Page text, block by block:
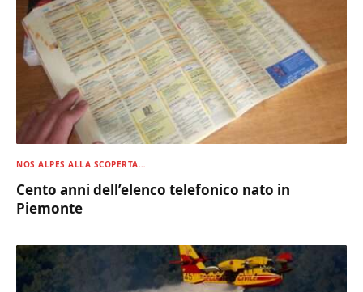
NOS ALPES ALLA SCOPERTA…
Cento anni dell’elenco telefonico nato in
Piemonte